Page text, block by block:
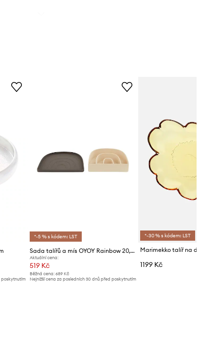
poskytnutím
*-5 % s kódem: LST
Sada talířů a mís OYOY Rainbow 20,5 / 17.5 cm
Aktuální cena:
519 Kč
Běžná cena:689 Kč
Nejnižší cena za posledních 30 dnů před poskytnutím
*-30 % s kódem: LST
1199 Kč